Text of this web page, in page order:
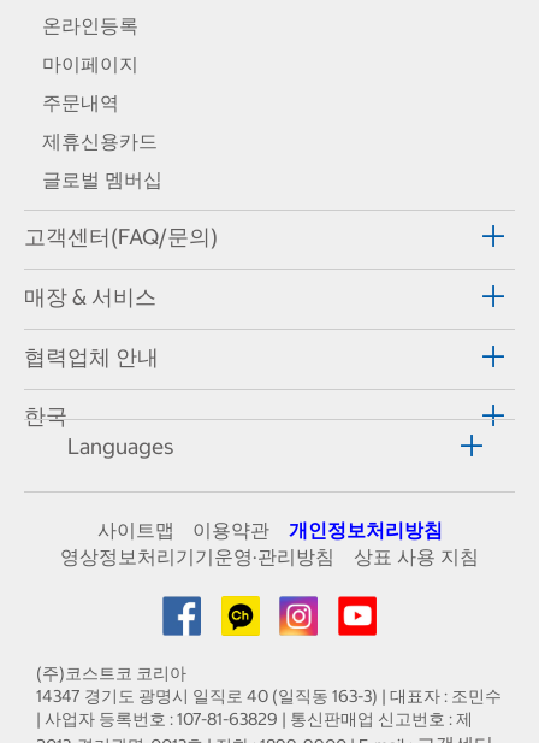
온라인등록
마이페이지
주문내역
제휴신용카드
글로벌 멤버십
고객센터(FAQ/문의)
매장 & 서비스
협력업체 안내
한국
Languages
사이트맵 이용약관
개인정보처리방침
영상정보처리기기운영·관리방침
상표 사용 지침
(주)코스트코 코리아
14347 경기도 광명시 일직로 40 (일직동 163-3) | 대표자 : 조민수
| 사업자 등록번호 : 107-81-63829 | 통신판매업 신고번호 : 제